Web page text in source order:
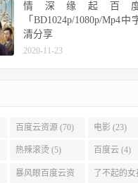
情深缘起百
「BD1024p/1080p/Mp4中
清分享
2020-11-23
百度云资源 (70) 电影 (23)
热辣滚烫 (5) 百度云 (4)
暴风眼百度云资 了不起的女